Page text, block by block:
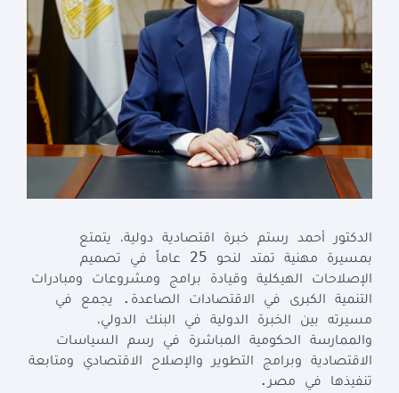
الدكتور أحمد رستم خبرة اقتصادية دولية،
يتمتع
بمسيرة
مهنية تمتد لنحو عاماً في
تصميم
الإصلاحات
الهيكلية وقيادة برامج ومشروعات
ومبادرات
التنمية
الكبرى في الاقتصادات الصاعدة . يجمع
في
مسيرته
بين الخبرة الدولية في البنك
الدولي،
والممارسة
الحكومية المباشرة في رسم
السياسات
الاقتصادية
وبرامج التطوير والإصلاح الاقتصادي
ومتابعة
تنفيذها
في مصر .